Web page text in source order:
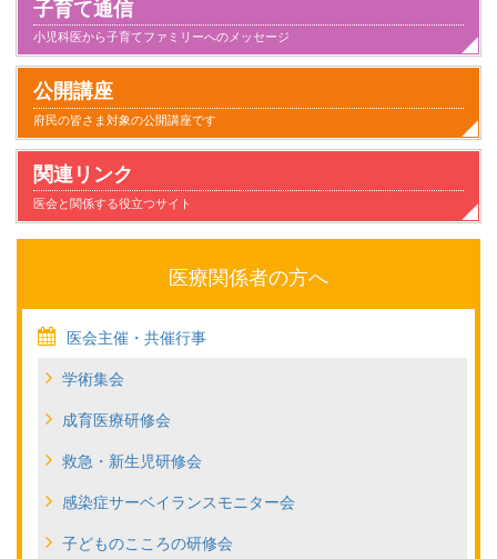
子育て通信
小児科医から子育てファミリーへのメッセージ
小児科とのつきあい方
子供が病気になったとき家庭でのケアと心得
家族とのかかわり
日常生活
気になること
健康にすごすために
事故と安全
病気のこと
公開講座
府民の皆さま対象の公開講座です
関連リンク
医会と関係する役立つサイト
医療関係者の方へ
医会主催・共催行事
学術集会
成育医療研修会
救急・新生児研修会
感染症サーベイランスモニター会
子どものこころの研修会